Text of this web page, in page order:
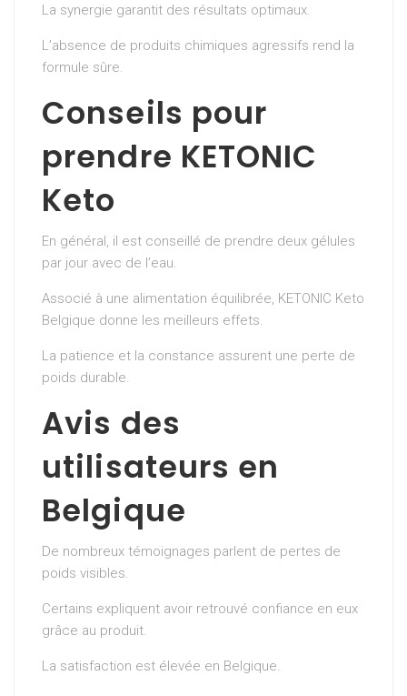
La synergie garantit des résultats optimaux.
L’absence de produits chimiques agressifs rend la
formule sûre.
Conseils pour
prendre KETONIC
Keto
En général, il est conseillé de prendre deux gélules
par jour avec de l’eau.
Associé à une alimentation équilibrée, KETONIC Keto
Belgique donne les meilleurs effets.
La patience et la constance assurent une perte de
poids durable.
Avis des
utilisateurs en
Belgique
De nombreux témoignages parlent de pertes de
poids visibles.
Certains expliquent avoir retrouvé confiance en eux
grâce au produit.
La satisfaction est élevée en Belgique.